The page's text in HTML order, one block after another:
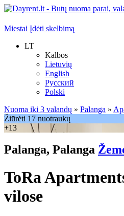
Miestai Įdėti skelbimą
LT
Kalbos
Lietuvių
English
Русский
Polski
Nuoma iki 3 valandų » Palanga »
Žiūrėti 17 nuotraukų
+13
Palanga, Palanga
ToRa
vilose